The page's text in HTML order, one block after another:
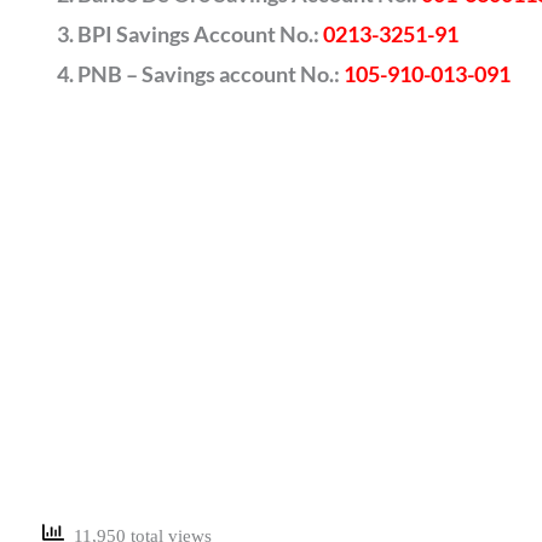
BPI Savings Account No.:0213-3251-91
PNB – Savings account No.: 105-910-013-091
11,950 total views